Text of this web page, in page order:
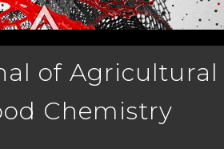
of Agricultural
Chemistry